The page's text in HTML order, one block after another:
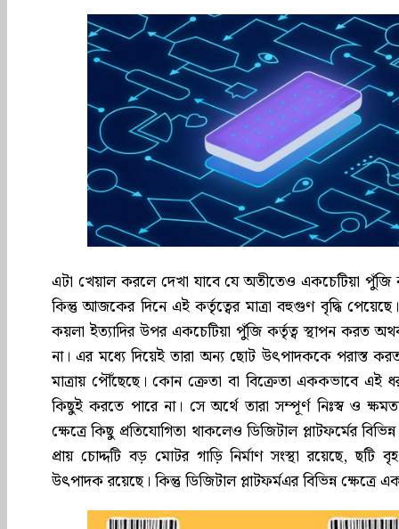
এটা খেয়াল করলে দেখা যাবে যে অতীতেও একচেটিয়া পুঁজি
কিন্তু আজকের দিনে এই কর্তৃত্বের মাত্রা বহুগুণ বৃদ্ধি
কয়লা ইত্যাদির উপর একচেটিয়া পুঁজি কর্তৃত্ব স্থাপন করত
না। এর মধ্যে দিয়েই তারা অন্য ছোট উৎপাদককে পরাস্ত
মাত্রায় পৌঁছেছে। কোন ক্রেতা বা বিক্রেতা এককভাবে এই
কিছুই করতে পারে না। সে অর্থে তারা সম্পূর্ণ নিঃস্ব ও
ক্ষেত্রে কিছু প্রতিযোগিতা থাকলেও ডিজিটাল প্লাটফর্মের
প্রায় চোদ্দটি বড় মোটর গাড়ি নির্মাণ সংস্থা রয়েছে,
উৎপাদক রয়েছে। কিন্তু ডিজিটাল প্লাটফর্মএর বিভিন্ন ক্ষেত্রে